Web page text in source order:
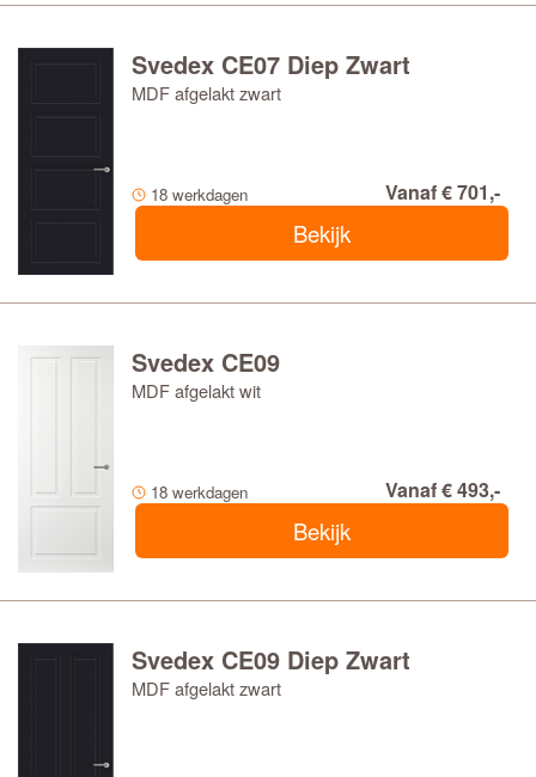
Svedex CE07 Diep Zwart
MDF afgelakt zwart
18 werkdagen Vanaf € 701,-
Bekijk
Svedex CE09
MDF afgelakt wit
18 werkdagen Vanaf € 493,-
Bekijk
Svedex CE09 Diep Zwart
MDF afgelakt zwart